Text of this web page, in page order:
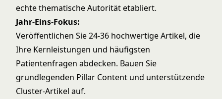
echte thematische Autorität etabliert.
Jahr-Eins-Fokus:
Veröffentlichen Sie 24-36 hochwertige Artikel, die
Ihre Kernleistungen und häufigsten
Patientenfragen abdecken. Bauen Sie
grundlegenden Pillar Content und unterstützende
Cluster-Artikel auf.